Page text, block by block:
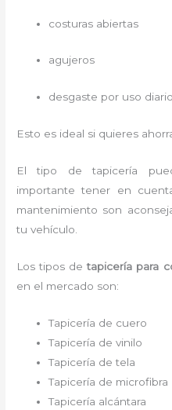
costuras abiertas
agujeros
desgaste por uso diario
Esto es ideal si quieres
El tipo de tapicería
importante tener en
mantenimiento son
tu vehículo.
Los tipos de tapicería para
en el mercado son:
Tapicería de cuero
Tapicería de vinilo
Tapicería de tela
Tapicería de microfibra
Tapicería alcántara